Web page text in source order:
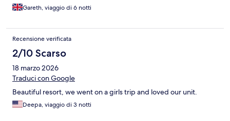
Gareth, viaggio di 6 notti
Recensione verificata
2/10 Scarso
18 marzo 2026
Traduci con Google
Beautiful resort, we went on a girls trip and loved our unit.
Deepa, viaggio di 3 notti